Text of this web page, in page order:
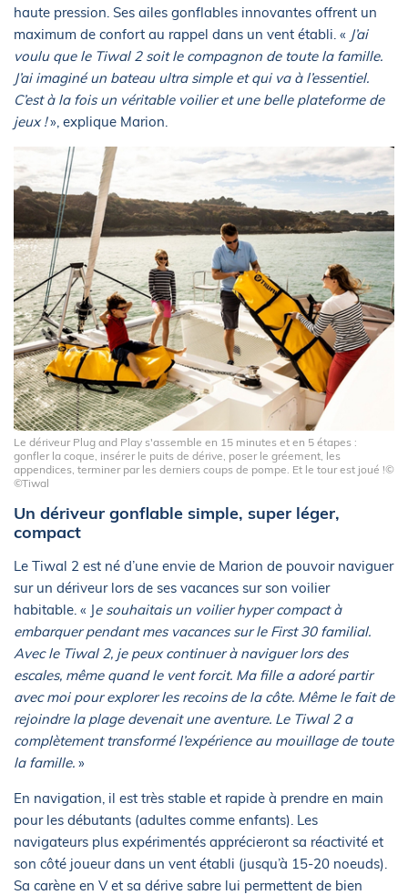
haute pression. Ses ailes gonflables innovantes offrent un
maximum de confort au rappel dans un vent établi. « J’ai
voulu que le Tiwal 2 soit le compagnon de toute la famille.
J’ai imaginé un bateau ultra simple et qui va à l’essentiel.
C’est à la fois un véritable voilier et une belle plateforme de
jeux !», explique Marion.
Le dériveur Plug and Play s'assemble en 15 minutes et en 5 étapes :
gonfler la coque, insérer le puits de dérive, poser le gréement, les
appendices, terminer par les derniers coups de pompe. Et le tour est joué !©
©Tiwal
Un dériveur gonflable simple, super léger,
compact
Le Tiwal 2 est né d’une envie de Marion de pouvoir naviguer
sur un dériveur lors de ses vacances sur son voilier
habitable. « Je souhaitais un voilier hyper compact à
embarquer pendant mes vacances sur le First 30 familial.
Avec le Tiwal 2, je peux continuer à naviguer lors des
escales, même quand le vent forcit. Ma fille a adoré partir
avec moi pour explorer les recoins de la côte. Même le fait de
rejoindre la plage devenait une aventure. Le Tiwal 2 a
complètement transformé l’expérience au mouillage de toute
la famille. »
En navigation, il est très stable et rapide à prendre en main
pour les débutants (adultes comme enfants). Les
navigateurs plus expérimentés apprécieront sa réactivité et
son côté joueur dans un vent établi (jusqu’à 15-20 noeuds).
Sa carène en V et sa dérive sabre lui permettent de bien